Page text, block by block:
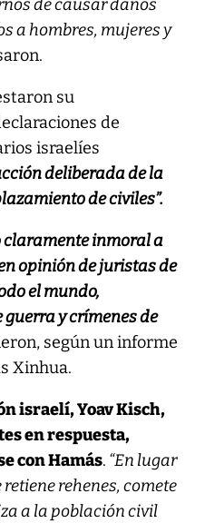
de causar daños
a hombres, mujeres y
su
de
israelíes
deliberada de la
de civiles”.
claramente inmoral a
opinión de juristas de
el mundo,
y crímenes de
según un informe
Xinhua.
israelí, Yoav Kisch,
en respuesta,
con Hamás. “En lugar
rehenes, comete
a la población civil